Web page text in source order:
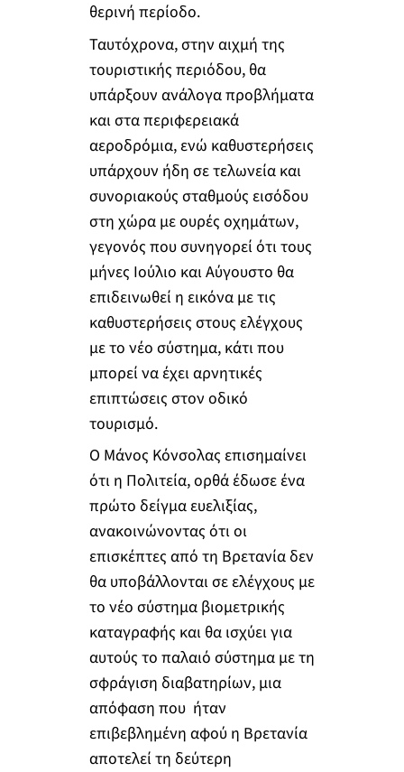
θερινή περίοδο.
Ταυτόχρονα, στην αιχμή της
τουριστικής περιόδου, θα
υπάρξουν ανάλογα προβλήματα
και στα περιφερειακά
αεροδρόμια, ενώ καθυστερήσεις
υπάρχουν ήδη σε τελωνεία και
συνοριακούς σταθμούς εισόδου
στη χώρα με ουρές οχημάτων,
γεγονός που συνηγορεί ότι τους
μήνες Ιούλιο και Αύγουστο θα
επιδεινωθεί η εικόνα με τις
καθυστερήσεις στους ελέγχους
με το νέο σύστημα, κάτι που
μπορεί να έχει αρνητικές
επιπτώσεις στον οδικό
τουρισμό.
Ο Μάνος Κόνσολας επισημαίνει
ότι η Πολιτεία, ορθά έδωσε ένα
πρώτο δείγμα ευελιξίας,
ανακοινώνοντας ότι οι
επισκέπτες από τη Βρετανία δεν
θα υποβάλλονται σε ελέγχους με
το νέο σύστημα βιομετρικής
καταγραφής και θα ισχύει για
αυτούς το παλαιό σύστημα με τη
σφράγιση διαβατηρίων, μια
απόφαση που ήταν
επιβεβλημένη αφού η Βρετανία
αποτελεί τη δεύτερη